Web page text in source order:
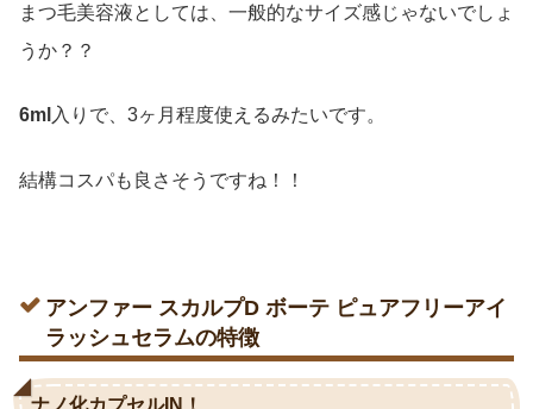
まつ毛美容液としては、一般的なサイズ感じゃないでしょ
うか？？
6ml 入りで、3ヶ月程度使えるみたいです。
結構コスパも良さそうですね！！
アンファー スカルプD ボーテ ピュアフリーアイ
ラッシュセラムの特徴
ナノ化カプセルIN！